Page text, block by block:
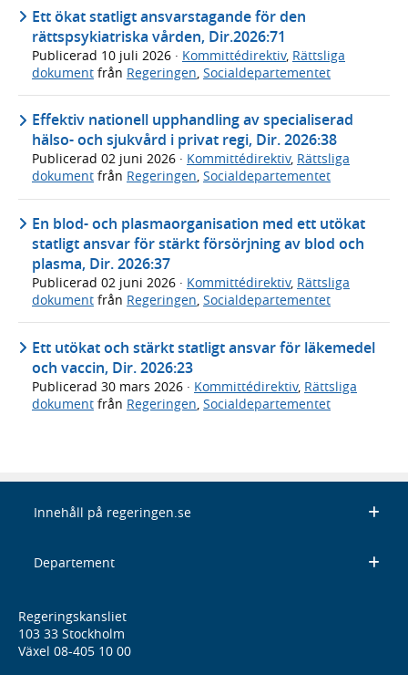
Ett ökat statligt ansvarstagande för den
rättspsykiatriska vården, Dir.2026:71
Publicerad 10 juli 2026 · Kommittédirektiv, Rättsliga
dokument från Regeringen Socialdepartementet
Effektiv nationell upphandling av specialiserad
hälso- och sjukvård i privat regi, Dir. 2026:38
Publicerad 02 juni 2026 · Kommittédirektiv, Rättsliga
dokument från Regeringen, Socialdepartementet
En blod- och plasmaorganisation med ett utökat
statligt ansvar för stärkt försörjning av blod och
plasma, Dir. 2026:37
Publicerad 02 juni 2026 · Kommittédirektiv, Rättsliga
dokument från Regeringen, Socialdepartementet
Ett utökat och stärkt statligt ansvar för läkemedel
och vaccin, Dir. 2026:23
Publicerad 30 mars 2026 · Kommittédirektiv, Rättsliga
dokument från Regeringen Socialdepartementet
Innehåll på regeringen.se
Departement
Regeringskansliet
103 33 Stockholm
Växel 08-405 10 00